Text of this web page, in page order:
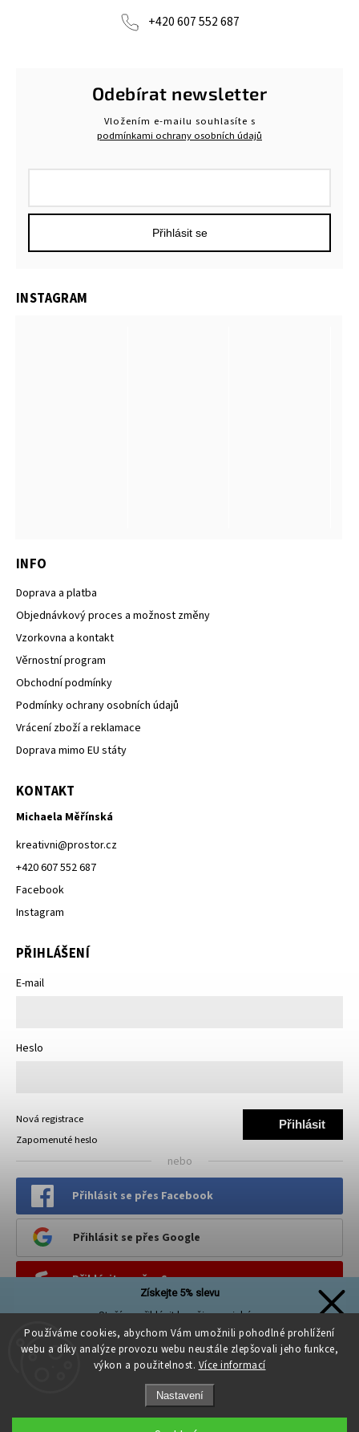
Používáme cookies, abychom Vám umožnili pohodlné prohlížení
webu a díky analýze provozu webu neustále zlepšovali jeho funkce,
výkon a použitelnost. Více informací
Nastavení
+420 607 552 687
Odebírat newsletter
Vložením e-mailu souhlasíte s
podmínkami ochrany osobních údajů
Přihlásit se
INFO
Doprava a platba
Objednávkový proces a možnost změny
Vzorkovna a kontakt
Věrnostní program
Obchodní podmínky
Podmínky ochrany osobních údajů
Vrácení zboží a reklamace
Doprava mimo EU státy
KONTAKT
Michaela Měřínská
kreativni@prostor.cz
+420 607 552 687
Facebook
Instagram
PŘIHLÁŠENÍ
E-mail
Heslo
Přihlásit
Nová registrace
Zapomenuté heslo
nebo
Přihlásit se přes Facebook
Přihlásit se přes Google
Přihlásit se přes Seznam
INSTAGRAM
PINTEREST
Získejte 5% slevu
Stačí se přihlásit k našim novinkám
a sleva na první nákup je Vaše!
Přihlásit se a získat slevu